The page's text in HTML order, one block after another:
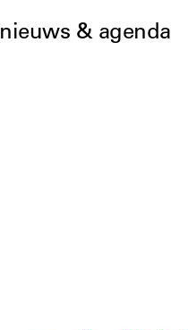
nieuws & agenda